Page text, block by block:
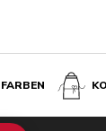
FARBEN